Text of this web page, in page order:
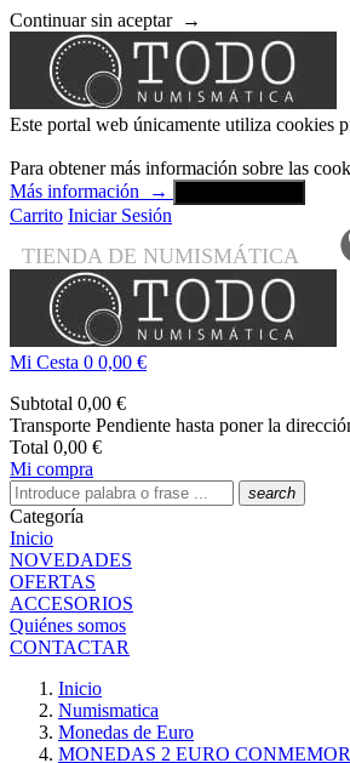
Continuar sin aceptar →
Este portal web únicamente utiliza cookies
Para obtener más información sobre las
Más información
→
Carrito Iniciar Sesión
TIENDA DE NUMISMÁTICA
Mi Cesta 0 0,00 €
Subtotal 0,00 €
Transporte Pendiente hasta poner la
Total 0,00 €
Mi compra
search
Categoría
Inicio
NOVEDADES
OFERTAS
ACCESORIOS
Quiénes somos
CONTACTAR
Inicio
Numismatica
Monedas de Euro
MONEDAS 2 EURO